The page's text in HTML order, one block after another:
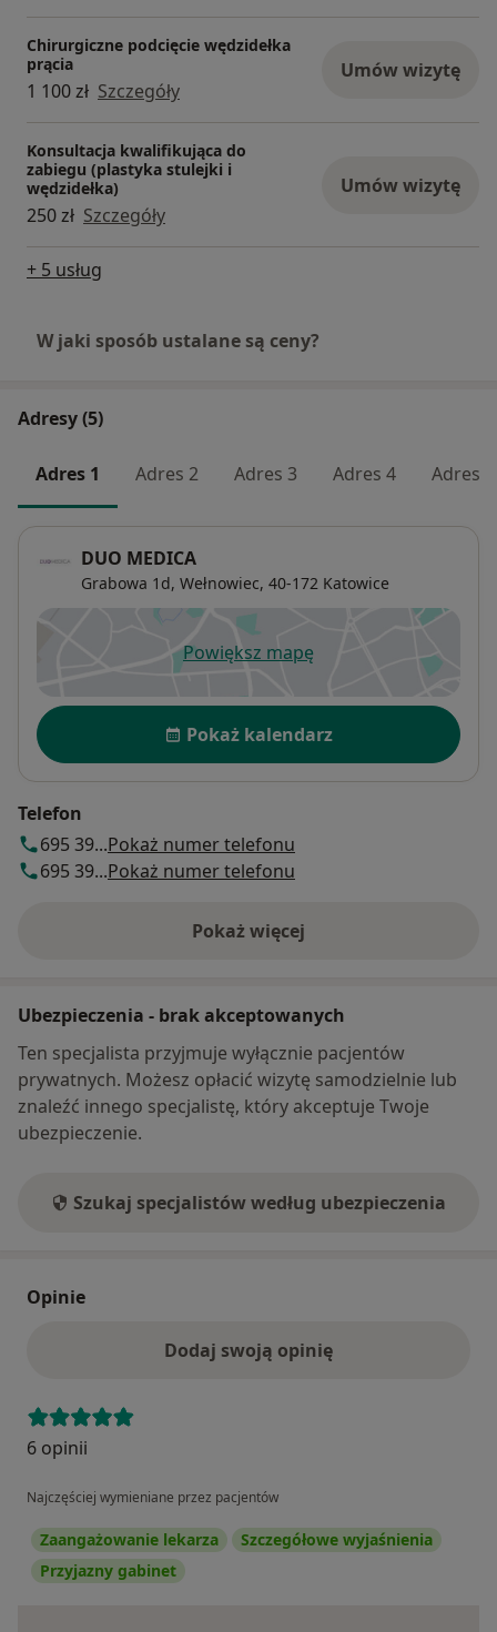
Chirurgiczne podcięcie wędzidełka
prącia
1 100 zł Szczegóły
Umów wizytę
Konsultacja kwalifikująca do
zabiegu (plastyka stulejki i
wędzidełka)
250 zł Szczegóły
Umów wizytę
+ 5 usług
W jaki sposób ustalane są ceny?
Adresy (5)
Adres 1 Adres 2 Adres 3 Adres 4 Adres 5
DUO MEDICA
Grabowa 1d, Wełnowiec, 40-172 Katowice
Powiększ mapęotwiera się w nowej karcie
Dostępność
Pokaż kalendarz
Telefon
695 39...Pokaż numer telefonu
695 39...Pokaż numer telefonu
Pokaż więcej
o adresie
Ubezpieczenia - brak akceptowanych
Ten specjalista przyjmuje wyłącznie pacjentów
prywatnych. Możesz opłacić wizytę samodzielnie lub
znaleźć innego specjalistę, który akceptuje Twoje
ubezpieczenie.
Szukaj specjalistów według ubezpieczenia
Opinie
Dodaj swoją opinię
6 opinii
Najczęściej wymieniane przez pacjentów
Zaangażowanie lekarza
Szczegółowe wyjaśnienia
Przyjazny gabinet